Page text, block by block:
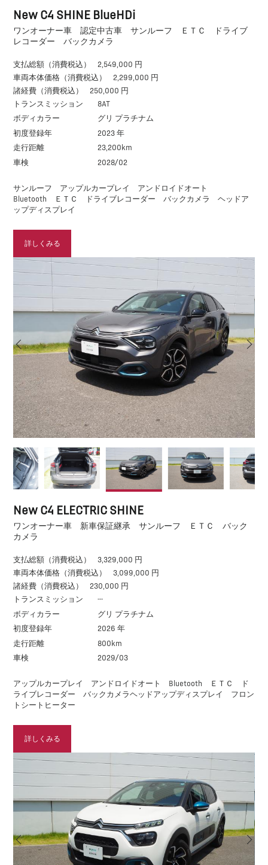
New C4 SHINE BlueHDi
ワンオーナー車 認定中古車 サンルーフ ＥＴＣ ドライブ
レコーダー バックカメラ
支払総額（消費税込）
2,549,000 円
車両本体価格（消費税込）
2,299,000 円
諸経費（消費税込）
250,000 円
トランスミッション
8AT
ボディカラー
グリ プラチナム
初度登録年
2023 年
走行距離
23,200km
車検
2028/02
サンルーフ アップルカープレイ アンドロイドオート
Bluetooth ＥＴＣ ドライブレコーダー バックカメラ ヘッドア
ップディスプレイ
詳しくみる
New C4 ELECTRIC SHINE
ワンオーナー車 新車保証継承 サンルーフ ＥＴＣ バック
カメラ
支払総額（消費税込）
3,329,000 円
車両本体価格（消費税込）
3,099,000 円
諸経費（消費税込）
230,000 円
トランスミッション
---
ボディカラー
グリ プラチナム
初度登録年
2026 年
走行距離
800km
車検
2029/03
アップルカープレイ アンドロイドオート Bluetooth ＥＴＣ ド
ライブレコーダー バックカメラヘッドアップディスプレイ フロン
トシートヒーター
詳しくみる